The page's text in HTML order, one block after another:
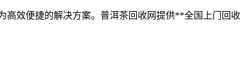
高效便捷的解决方案。普洱茶回收网提供**全国上门回收